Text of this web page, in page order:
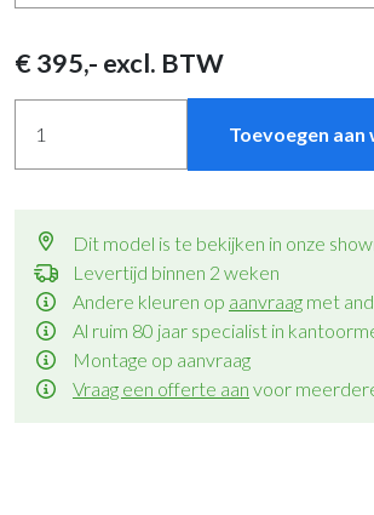
€ 395,- excl. BTW
Toevoegen aan
Dit model is te bekijken in onze
Levertijd binnen 2 weken
Andere kleuren op aanvraag met
Al ruim 80 jaar specialist in
Montage op aanvraag
Vraag een offerte aan voor